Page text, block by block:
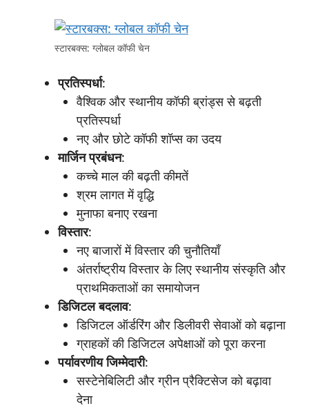
स्टारबक्स: ग्लोबल कॉफी चेन
प्रतिस्पर्धा:
वैश्विक और स्थानीय कॉफी ब्रांड्स से बढ़ती
प्रतिस्पर्धा
नए और छोटे कॉफी शॉप्स का उदय
मार्जिनप्रबंधन:
कच्चे माल की बढ़ती कीमतें
श्रम लागत में वृद्धि
मुनाफा बनाए रखना
विस्तार:
नए बाजारों में विस्तार की चुनौतियाँ
अंतर्राष्ट्रीय विस्तार के लिए स्थानीय संस्कृति और
प्राथमिकताओं का समायोजन
डिजिटलबदलाव:
डिजिटल ऑर्डरिंग और डिलीवरी सेवाओं को बढ़ाना
ग्राहकों की डिजिटल अपेक्षाओं को पूरा करना
पर्यावरणीयजिम्मेदारी:
सस्टेनेबिलिटी और ग्रीन प्रैक्टिसेज को बढ़ावा
देना